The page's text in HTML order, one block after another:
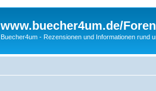
www.buecher4um.de/Foren
Buecher4um - Rezensionen und Informationen rund